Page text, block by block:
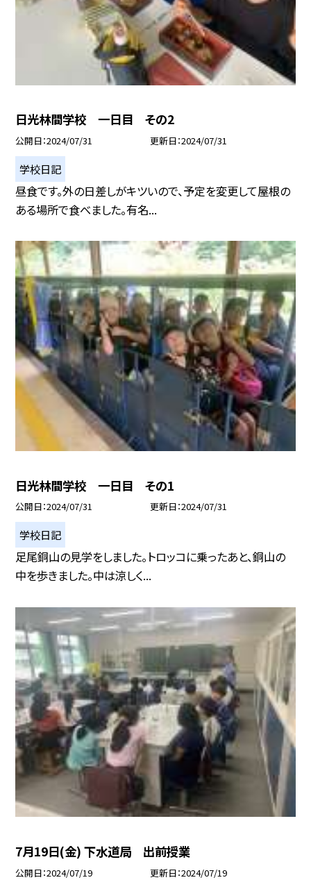
日光林間学校 一日目 その2
公開日 2024/07/31 更新日 2024/07/31
学校日記
昼食です。外の日差しがキツいので、予定を変更して屋根の
ある場所で食べました。有名...
日光林間学校 一日目 その1
公開日 2024/07/31 更新日 2024/07/31
学校日記
足尾銅山の見学をしました。トロッコに乗ったあと、銅山の
中を歩きました。中は涼しく...
7月19日(金) 下水道局 出前授業
公開日 2024/07/19 更新日 2024/07/19